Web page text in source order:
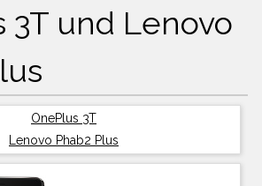
3T und Lenovo
OnePlus 3T
Lenovo Phab2 Plus